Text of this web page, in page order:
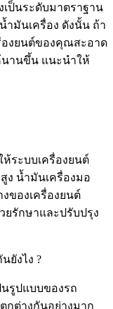
เป็นระดับมาตราฐาน
มันเครื่อง ดังนั้น ถ้า
งยนต์ของคุณสะอาด
นานขึ้น แนะนำให้
ระบบเครื่องยนต์
ง น้ำมันเครื่องมอ
ของเครื่องยนต์
รักษาและปรับปรุง
ยังไง ?
นรูปแบบของรถ
ต่างกันอย่างมาก